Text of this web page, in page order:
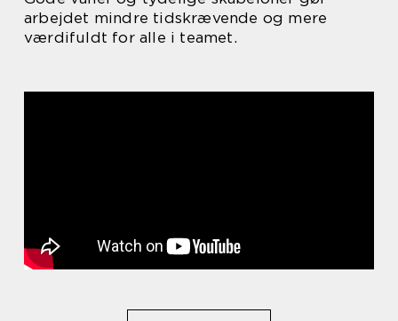
arbejdet mindre tidskrævende og mere
værdifuldt for alle i teamet.